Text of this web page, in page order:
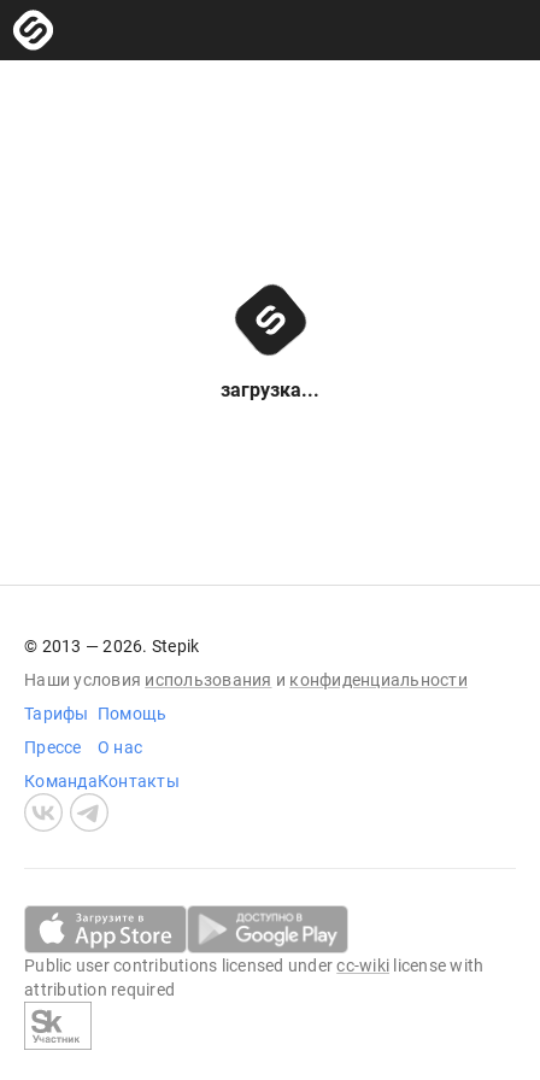
загрузка...
© 2013 — 2026. Stepik
Наши условия использования и конфиденциальности
Тарифы
Прессе
Команда
Помощь
О нас
Контакты
Public user contributions licensed undercc-wiki license with
attribution required